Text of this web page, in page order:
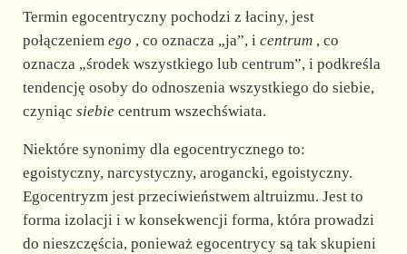
Termin egocentryczny pochodzi z łaciny, jest
połączeniem ego , co oznacza „ja”, i centrum, co
oznacza „środek wszystkiego lub centrum”, i podkreśla
tendencję osoby do odnoszenia wszystkiego do siebie,
czyniąc siebie centrum wszechświata.
Niektóre synonimy dla egocentrycznego to:
egoistyczny, narcystyczny, arogancki, egoistyczny.
Egocentryzm jest przeciwieństwem altruizmu. Jest to
forma izolacji i w konsekwencji forma, która prowadzi
do nieszczęścia, ponieważ egocentrycy są tak skupieni